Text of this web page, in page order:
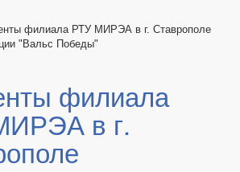
филиала РТУ МИРЭА в г. Ставрополе
"Вальс Победы"
филиала
в г.